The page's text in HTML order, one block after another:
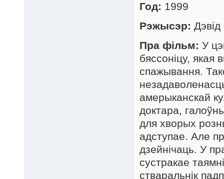
Год: 1999
Рэжысэр: Дэвід
Пра фільм: У
бяссоніцу, якая
спажывання.
амерыканскай
доктара,
для хворых
адступае. Але
дзейнічаць. У
сустракае
стваральнік